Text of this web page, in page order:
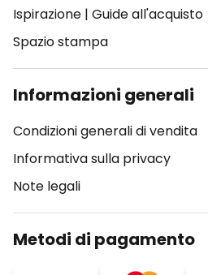
Ispirazione | Guide all'acquisto
Spazio stampa
Informazioni generali
Condizioni generali di vendita
Informativa sulla privacy
Note legali
Metodi di pagamento